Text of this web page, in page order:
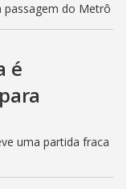
passagem do Metrô
é
uma partida fraca